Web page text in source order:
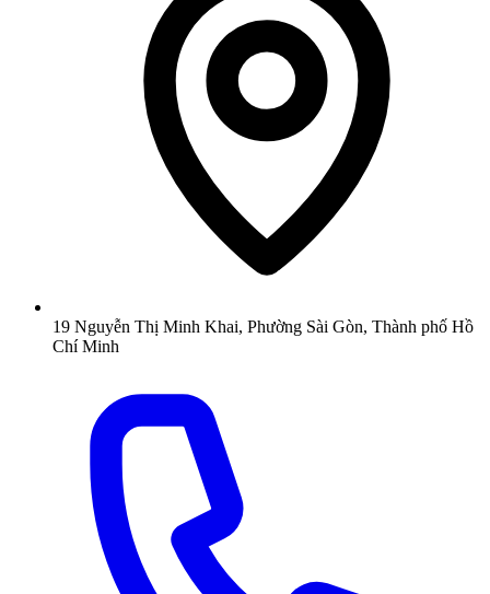
19 Nguyễn Thị Minh Khai, Phường Sài Gòn, Thành phố Hồ
Chí Minh